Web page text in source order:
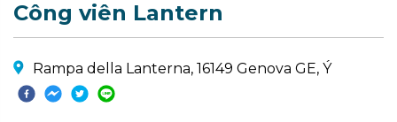
Công viên Lantern
Rampa della Lanterna, 16149 Genova GE, Ý